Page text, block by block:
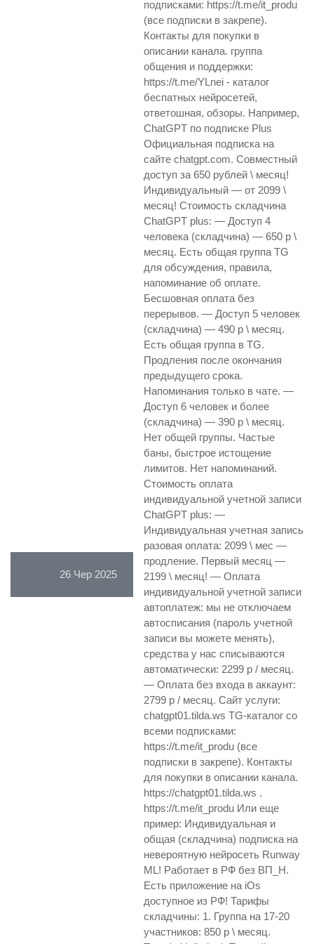
26 Чер 2025
подписками: https://t.me/it_produ
(все подписки в закрепе).
Контакты для покупки в
описании канала. группа
общения и поддержки:
https://t.me/YLnei - каталог
беспатных нейросетей,
ответошная, обзоры. Например,
ChatGPT по подписке Plus
Официальная подписка на
сайте chatgpt.com. Совместный
доступ за 650 рублей \ месяц!
Индивидуальный — от 2099 \
месяц! Стоимость складчина
ChatGPT plus: — Доступ 4
человека (складчина) — 650 р \
месяц. Есть общая группа TG
для обсуждения, правила,
напоминание об оплате.
Бесшовная оплата без
перерывов. — Доступ 5 человек
(складчина) — 490 р \ месяц.
Есть общая группа в TG.
Продления после окончания
предыдущего срока.
Напоминания только в чате. —
Доступ 6 человек и более
(складчина) — 390 р \ месяц.
Нет общей группы. Частые
баны, быстрое истощение
лимитов. Нет напоминаний.
Стоимость оплата
индивидуальной учетной записи
ChatGPT plus: —
Индивидуальная учетная запись
разовая оплата: 2099 \ мес —
продление. Первый месяц —
2199 \ месяц! — Оплата
индивидуальной учетной записи
автоплатеж: мы не отключаем
автосписания (пароль учетной
записи вы можете менять),
средства у нас списываются
автоматически: 2299 р / месяц.
— Оплата без входа в аккаунт:
2799 р / месяц. Сайт услуги:
chatgpt01.tilda.ws TG-каталог со
всеми подписками:
https://t.me/it_produ (все
подписки в закрепе). Контакты
для покупки в описании канала.
https://chatgpt01.tilda.ws .
https://t.me/it_produ Или еще
пример: Индивидуальная и
общая (складчина) подписка на
невероятную нейросеть Runway
ML! Работает в РФ без ВП_Н.
Есть приложение на iOs
доступное из РФ! Тарифы
складчины: 1. Группа на 17-20
участников: 850 р \ месяц.